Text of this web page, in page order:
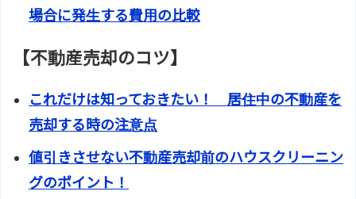
場合に発生する費用の比較
【不動産売却のコツ】
これだけは知っておきたい！ 居住中の不動産を
売却する時の注意点
値引きさせない不動産売却前のハウスクリーニン
グのポイント！